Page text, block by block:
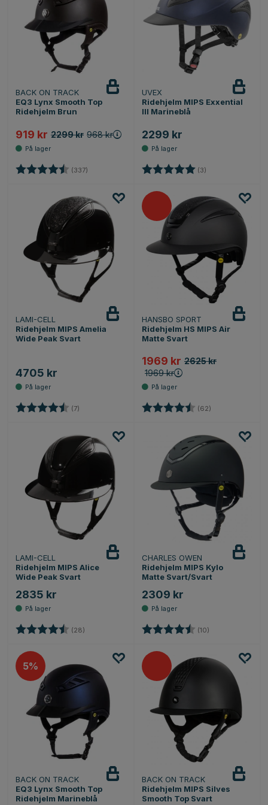
BACK ON TRACK
EQ3 Lynx Smooth Top
Ridehjelm Brun
919 kr 2299 kr 968 kr
Karakter: (337)
UVEX
Ridehjelm MIPS Exxential
III Marineblå
2299 kr
Karakter: (3)
LAMI-CELL
Ridehjelm MIPS Amelia
Wide Peak Svart
4705 kr
Karakter: (7)
HANSBO SPORT
Ridehjelm HS MIPS Air
Matte Svart
1969 kr 2625 kr
1969 kr
Karakter: (62)
LAMI-CELL
Ridehjelm MIPS Alice
Wide Peak Svart
2835 kr
Karakter: (28)
CHARLES OWEN
Ridehjelm MIPS Kylo
Matte Svart/Svart
2309 kr
Karakter: (10)
5%
BACK ON TRACK
EQ3 Lynx Smooth Top
Ridehjelm Marineblå
BACK ON TRACK
Ridehjelm MIPS Silves
Smooth Top Svart